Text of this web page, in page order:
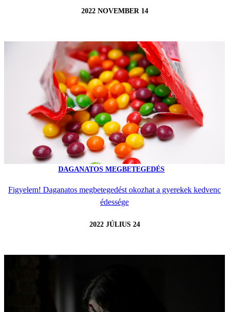
2022 NOVEMBER 14
DAGANATOS MEGBETEGEDÉS
Figyelem! Daganatos megbetegedést okozhat a gyerekek kedvenc
édessége
2022 JÚLIUS 24